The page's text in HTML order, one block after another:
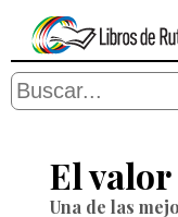
El valor
Una de las